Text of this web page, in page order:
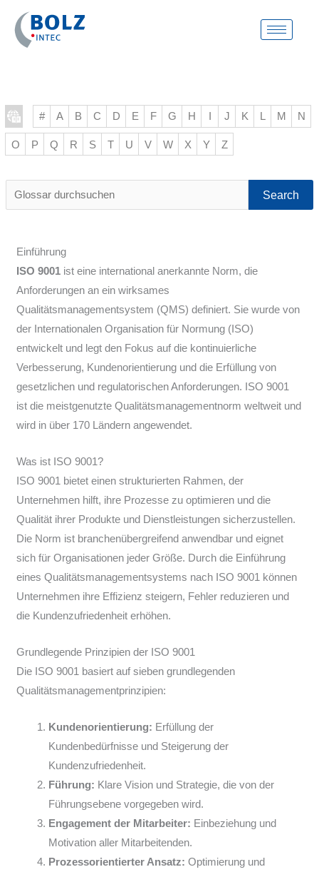
Inhalt
springen
# A B C D E F G H I J K L M N
O P Q R S T U V W X Y Z
Glossar
durchsuchen
Einführung
ISO 9001 ist eine international anerkannte Norm, die
Anforderungen an ein wirksames
Qualitätsmanagementsystem (QMS) definiert. Sie wurde von
der Internationalen Organisation für Normung (ISO)
entwickelt und legt den Fokus auf die kontinuierliche
Verbesserung, Kundenorientierung und die Erfüllung von
gesetzlichen und regulatorischen Anforderungen. ISO 9001
ist die meistgenutzte Qualitätsmanagementnorm weltweit und
wird in über 170 Ländern angewendet.
Was ist ISO 9001?
ISO 9001 bietet einen strukturierten Rahmen, der
Unternehmen hilft, ihre Prozesse zu optimieren und die
Qualität ihrer Produkte und Dienstleistungen sicherzustellen.
Die Norm ist branchenübergreifend anwendbar und eignet
sich für Organisationen jeder Größe. Durch die Einführung
eines Qualitätsmanagementsystems nach ISO 9001 können
Unternehmen ihre Effizienz steigern, Fehler reduzieren und
die Kundenzufriedenheit erhöhen.
Grundlegende Prinzipien der ISO 9001
Die ISO 9001 basiert auf sieben grundlegenden
Qualitätsmanagementprinzipien:
Kundenorientierung: Erfüllung der
Kundenbedürfnisse und Steigerung der
Kundenzufriedenheit.
Führung: Klare Vision und Strategie, die von der
Führungsebene vorgegeben wird.
Engagement der Mitarbeiter: Einbeziehung und
Motivation aller Mitarbeitenden.
Prozessorientierter Ansatz: Optimierung und